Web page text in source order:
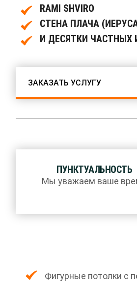
RAMI SHVIRO
СТЕНА ПЛАЧА
И ДЕСЯТКИ ЧАСТНЫХ
ЗАКАЗАТЬ УСЛУГУ
ПУНКТУАЛЬНОСТЬ
Мы уважаем ваше
Фигурные потолки с